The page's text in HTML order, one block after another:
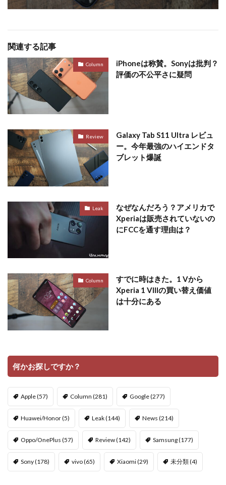
関連する記事
Column
iPhoneは称賛。Sonyは批判？
評価の不公平さに疑問
Review
Galaxy Tab S11 Ultra レビュ
ー。今年最強のハイエンドタ
ブレット爆誕
Leak
なぜなんだろう？アメリカで
Xperiaは販売されていないの
にFCCを通す理由は？
Column
すでに時はきた。1 Vから
Xperia 1 VIIIの買い替え価値
は十分にある
何かお探しですか？
Apple(57) Column (281) Google(277)
Huawei/Honor(5) Leak(144) News (214)
Oppo/OnePlus (57) Review(142) Samsung(177)
Sony(178) vivo(65) Xiaomi(29) 未分類(4)